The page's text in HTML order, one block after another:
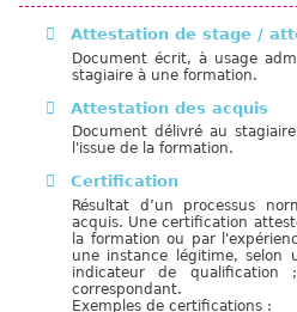
Attestation de stage /
Document écrit, à usage
stagiaire à une formation.
Attestation des acquis
Document délivré au
l'issue de la formation.
Certification
Résultat d’un processus
acquis. Une certification
la formation ou par
une instance légitime,
indicateur de
correspondant.
Exemples de certifications :